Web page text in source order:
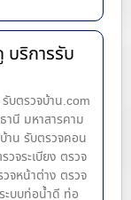
บริการรับ
บตรวจบ้าน.com
านี มหาสารคาม
าน รับตรวจคอน
จระเบียง ตรวจ
จหน้าต่าง​ ตรวจ
ะบบท่อน้ำ​ดี ท่อ